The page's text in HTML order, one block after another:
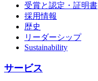
受賞と認定・証明書
採用情報
歴史
リーダーシップ
Sustainability
サービス